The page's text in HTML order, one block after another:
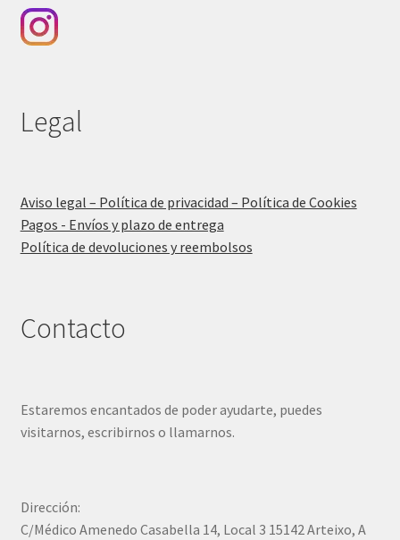
Legal
Aviso legal – Política de privacidad – Política de Cookies
Pagos - Envíos y plazo de entrega
Política de devoluciones y reembolsos
Contacto
Estaremos encantados de poder ayudarte, puedes
visitarnos, escribirnos o llamarnos.
Dirección:
C/Médico Amenedo Casabella 14, Local 3 15142 Arteixo, A